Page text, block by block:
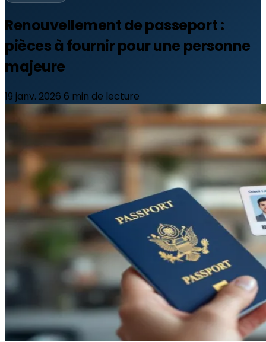
Renouvellement de passeport :
pièces à fournir pour une personne
majeure
19 janv. 2026 6 min de lecture